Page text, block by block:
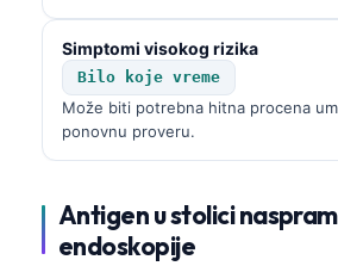
Simptomi visokog rizika
Bilo koje vreme
Može biti potrebna hitna procena
ponovnu proveru.
Antigen u stolici
endoskopije
ქართული
Русский
Polski
한국어
Slovenščina
Magyar